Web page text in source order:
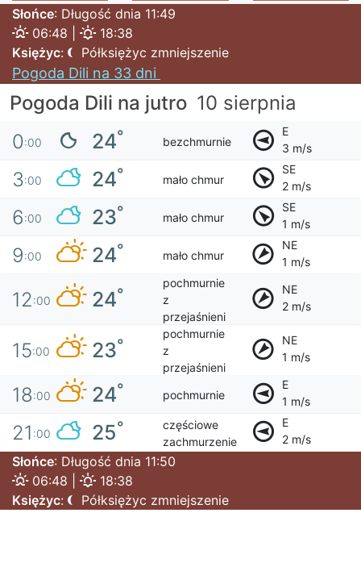
Słońce: Długość dnia 11:49
06:48 |
18:38
Księżyc: Półksiężyc zmniejszenie
Pogoda Dili na 33 dni
Pogoda Dili na jutro 10 sierpnia
0:00 24° bezchmurnie
E
3 m/s
3:00 24° mało chmur
SE
2 m/s
6:00 23° mało chmur
SE
1 m/s
9:00 24° mało chmur
NE
1 m/s
12:00 24°
pochmurnie
z
przejaśnieni
NE
2 m/s
15:00 23°
pochmurnie
z
przejaśnieni
NE
1 m/s
18:00 24° pochmurnie
E
1 m/s
21 :00 25°
częściowe
zachmurzenie
E
2 m/s
Słońce: Długość dnia 11:50
06:48 |
18:38
Księżyc: Półksiężyc zmniejszenie